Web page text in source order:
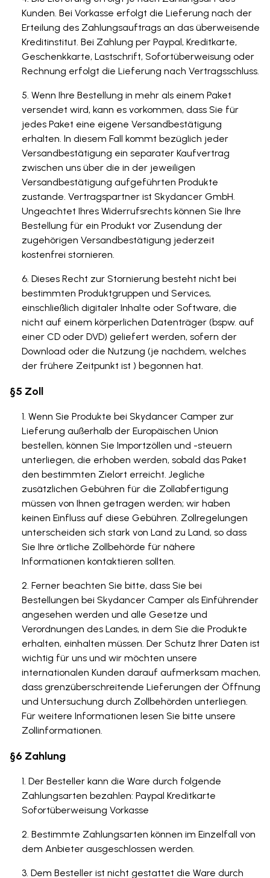
Kunden. Bei Vorkasse erfolgt die Lieferung nach der
Erteilung des Zahlungsauftrags an das überweisende
Kreditinstitut. Bei Zahlung per Paypal, Kreditkarte,
Geschenkkarte, Lastschrift, Sofortüberweisung oder
Rechnung erfolgt die Lieferung nach Vertragsschluss.
Wenn Ihre Bestellung in mehr als einem Paket
versendet wird, kann es vorkommen, dass Sie für
jedes Paket eine eigene Versandbestätigung
erhalten. In diesem Fall kommt bezüglich jeder
Versandbestätigung ein separater Kaufvertrag
zwischen uns über die in der jeweiligen
Versandbestätigung aufgeführten Produkte
zustande. Vertragspartner ist Skydancer GmbH.
Ungeachtet Ihres Widerrufsrechts können Sie Ihre
Bestellung für ein Produkt vor Zusendung der
zugehörigen Versandbestätigung jederzeit
kostenfrei stornieren.
Dieses Recht zur Stornierung besteht nicht bei
bestimmten Produktgruppen und Services,
einschließlich digitaler Inhalte oder Software, die
nicht auf einem körperlichen Datenträger (bspw. auf
einer CD oder DVD) geliefert werden, sofern der
Download oder die Nutzung (je nachdem, welches
der frühere Zeitpunkt ist ) begonnen hat.
§5 Zoll
Wenn Sie Produkte bei Skydancer Camper zur
Lieferung außerhalb der Europäischen Union
bestellen, können Sie Importzöllen und -steuern
unterliegen, die erhoben werden, sobald das Paket
den bestimmten Zielort erreicht. Jegliche
zusätzlichen Gebühren für die Zollabfertigung
müssen von Ihnen getragen werden; wir haben
keinen Einfluss auf diese Gebühren. Zollregelungen
unterscheiden sich stark von Land zu Land, so dass
Sie Ihre örtliche Zollbehörde für nähere
Informationen kontaktieren sollten.
Ferner beachten Sie bitte, dass Sie bei
Bestellungen bei Skydancer Camper als Einführender
angesehen werden und alle Gesetze und
Verordnungen des Landes, in dem Sie die Produkte
erhalten, einhalten müssen. Der Schutz Ihrer Daten ist
wichtig für uns und wir möchten unsere
internationalen Kunden darauf aufmerksam machen,
dass grenzüberschreitende Lieferungen der Öffnung
und Untersuchung durch Zollbehörden unterliegen.
Für weitere Informationen lesen Sie bitte unsere
Zollinformationen.
§6 Zahlung
Der Besteller kann die Ware durch folgende
Zahlungsarten bezahlen: Paypal Kreditkarte
Sofortüberweisung Vorkasse
Bestimmte Zahlungsarten können im Einzelfall von
dem Anbieter ausgeschlossen werden.
Dem Besteller ist nicht gestattet die Ware durch